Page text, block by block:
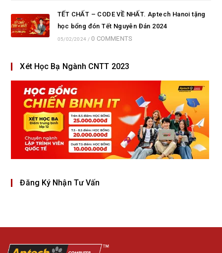
TẾT CHẤT – CODE VỀ NHẤT. Aptech Hanoi tặng
học bổng đón Tết Nguyên Đán 2024
05/02/2024 / 0 COMMENTS
Xét Học Bạ Ngành CNTT 2023
Đăng Ký Nhận Tư Vấn